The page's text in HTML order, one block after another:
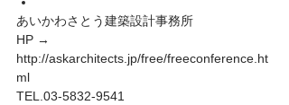
あいかわさとう建築設計事務所
HP →
http://askarchitects.jp/free/freeconference.ht
ml
TEL.03-5832-9541